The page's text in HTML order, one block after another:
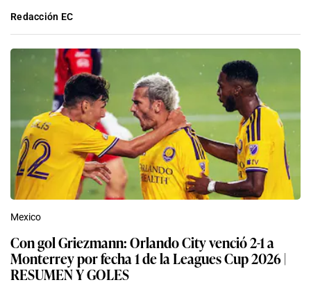
Redacción EC
Mexico
Con gol Griezmann: Orlando City venció 2-1 a
Monterrey por fecha 1 de la Leagues Cup 2026 |
RESUMEN Y GOLES